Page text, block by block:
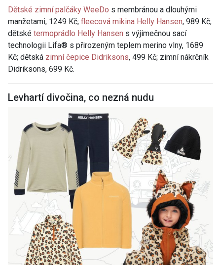
Dětské zimní palčáky WeeDo s membránou a dlouhými
manžetami, 1249 Kč; fleecová mikina Helly Hansen, 989 Kč;
dětské termoprádlo Helly Hansen s výjimečnou sací
technologii Lifa® s přirozeným teplem merino vlny, 1689
Kč; dětská zimní čepice Didriksons, 499 Kč; zimní nákrčník
Didriksons, 699 Kč.
Levhartí divočina, co nezná nudu